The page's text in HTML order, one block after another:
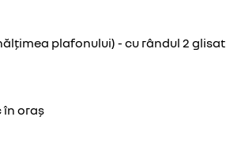
plafonului) - cu rândul 2 glisat
în oraș